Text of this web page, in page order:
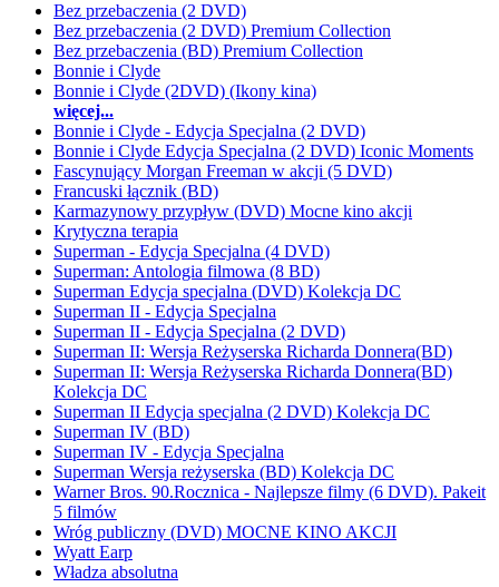
Bez przebaczenia (2 DVD)
Bez przebaczenia (2 DVD) Premium Collection
Bez przebaczenia (BD) Premium Collection
Bonnie i Clyde
Bonnie i Clyde (2DVD) (Ikony kina)
więcej...
Bonnie i Clyde - Edycja Specjalna (2 DVD)
Bonnie i Clyde Edycja Specjalna (2 DVD) Iconic Moments
Fascynujący Morgan Freeman w akcji (5 DVD)
Francuski łącznik (BD)
Karmazynowy przypływ (DVD) Mocne kino akcji
Krytyczna terapia
Superman - Edycja Specjalna (4 DVD)
Superman: Antologia filmowa (8 BD)
Superman Edycja specjalna (DVD) Kolekcja DC
Superman II - Edycja Specjalna
Superman II - Edycja Specjalna (2 DVD)
Superman II: Wersja Reżyserska Richarda Donnera(BD)
Superman II: Wersja Reżyserska Richarda Donnera(BD)
Kolekcja DC
Superman II Edycja specjalna (2 DVD) Kolekcja DC
Superman IV (BD)
Superman IV - Edycja Specjalna
Superman Wersja reżyserska (BD) Kolekcja DC
Warner Bros. 90.Rocznica - Najlepsze filmy (6 DVD). Pakeit
5 filmów
Wróg publiczny (DVD) MOCNE KINO AKCJI
Wyatt Earp
Władza absolutna